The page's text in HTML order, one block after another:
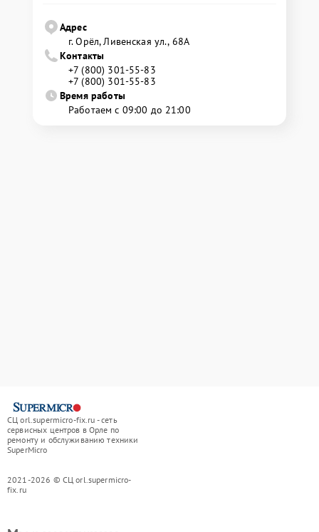
Адрес
г. Орёл, Ливенская ул., 68А
Контакты
+7 (800) 301-55-83
+7 (800) 301-55-83
Время работы
Работаем с 09:00 до 21:00
СЦ orl.supermicro-fix.ru - сеть
сервисных центров в Орле по
ремонту и обслуживанию техники
SuperMicro
2021-2026 © СЦ orl.supermicro-
fix.ru